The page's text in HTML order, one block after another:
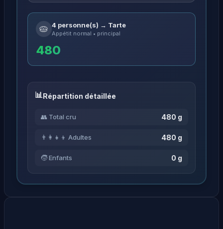
🥧 4 personne(s) → Tarte
Appétit normal • principal
480
Répartition détaillée
👥 Total cru 480 g
👨‍👩‍👧‍👦 Adultes 480 g
🧒 Enfants 0 g